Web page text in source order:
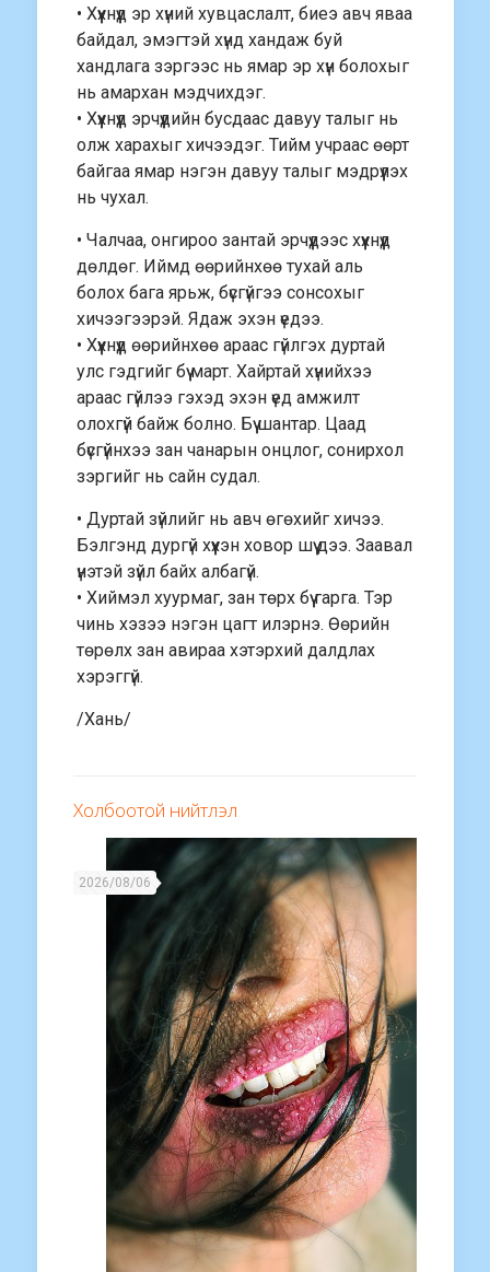
• Хүүхнүүд эр хүний хувцаслалт, биеэ авч яваа
байдал, эмэгтэй хүнд хандаж буй
хандлага зэргээс нь ямар эр хүн болохыг
нь амархан мэдчихдэг.
• Хүүхнүүд эрчүүдийн бусдаас давуу талыг нь
олж харахыг хичээдэг. Тийм учраас өөрт
байгаа ямар нэгэн давуу талыг мэдрүүлэх
нь чухал.
• Чалчаа, онгироо зантай эрчүүдээс хүүхнүүд
дөлдөг. Иймд өөрийнхөө тухай аль
болох бага ярьж, бүсгүйгээ сонсохыг
хичээгээрэй. Ядаж эхэн үедээ.
• Хүүхнүүд өөрийнхөө араас гүйлгэх дуртай
улс гэдгийг бүү март. Хайртай хүнийхээ
араас гүйлээ гэхэд эхэн үед амжилт
олохгүй байж болно. Бүү шантар. Цаад
бүсгүйнхээ зан чанарын онцлог, сонирхол
зэргийг нь сайн судал.
• Дуртай зүйлийг нь авч өгөхийг хичээ.
Бэлгэнд дургүй хүүхэн ховор шүү дээ. Заавал
үнэтэй зүйл байх албагүй.
• Хиймэл хуурмаг, зан төрх бүү гарга. Тэр
чинь хэзээ нэгэн цагт илэрнэ. Өөрийн
төрөлх зан авираа хэтэрхий далдлах
хэрэггүй.
/Хань/
Холбоотой нийтлэл
2026/08/06